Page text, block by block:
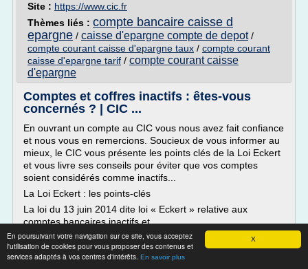
X
En poursuivant votre navigation sur ce site, vous acceptez
l'utilisation de cookies pour vous proposer des contenus et
services adaptés à vos centres d'intérêts. En savoir plus
Site : https://www.cic.fr
Thèmes liés : compte bancaire caisse d
epargne / caisse d'epargne compte de depot/
compte courant caisse d'epargne taux / compte courant
caisse d'epargne tarif / compte courant caisse
d'epargne
Comptes et coffres inactifs : êtes-vous
concernés ? | CIC ...
En ouvrant un compte au CIC vous nous avez fait confiance
et nous vous en remercions. Soucieux de vous informer au
mieux, le CIC vous présente les points clés de la Loi Eckert
et vous livre ses conseils pour éviter que vos comptes
soient considérés comme inactifs...
La Loi Eckert : les points-clés
La loi du 13 juin 2014 dite loi « Eckert » relative aux
comptes bancaires inactifs et...
Lire la suite